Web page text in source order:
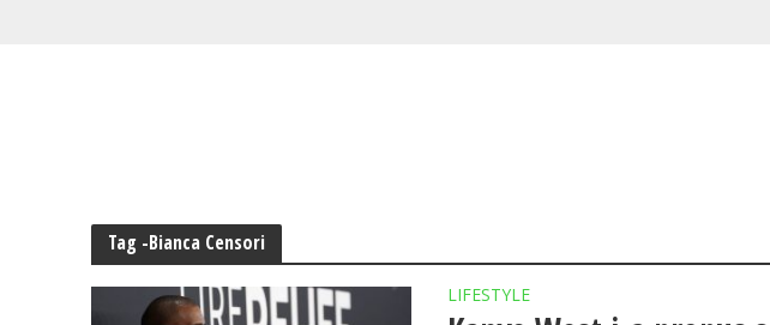
Tag -Bianca Censori
LIFESTYLE